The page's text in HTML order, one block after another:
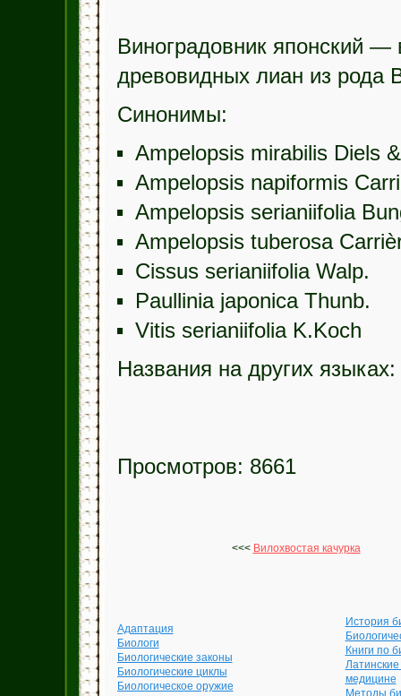
Виноградовник японский —
древовидных лиан из рода
Синонимы:
Ampelopsis mirabilis Diels
Ampelopsis napiformis
Ampelopsis serianiifolia
Ampelopsis tuberosa
Cissus serianiifolia Walp.
Paullinia japonica Thunb.
Vitis serianiifolia K.Koch
Названия на других
Просмотров: 8661
<<< Вилохвостая качурка
Адаптация
Биологи
Биологические законы
Биологические циклы
Биологическое оружие
История
Книги по
медицине
Методы